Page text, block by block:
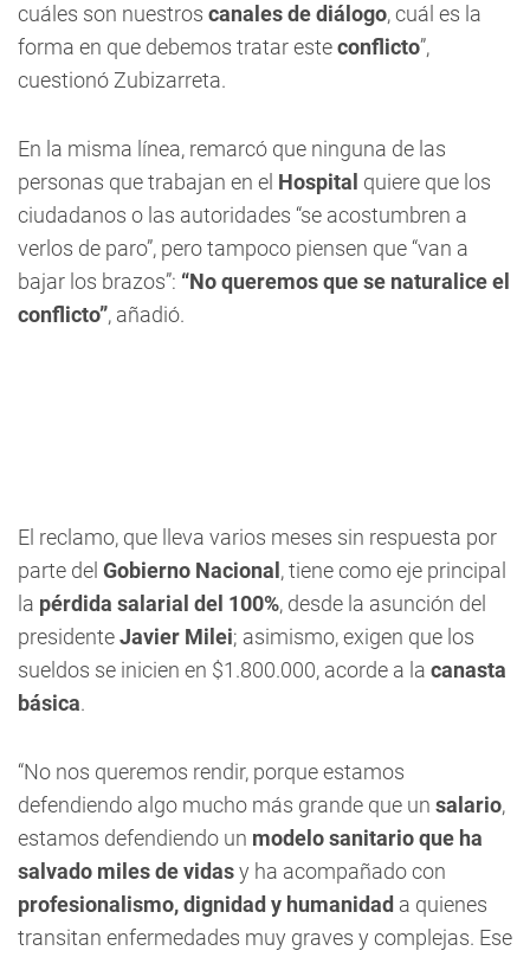
cuáles son nuestros canales de diálogo, cuál es la
forma en que debemos tratar esteconflicto”,
cuestionó Zubizarreta.
En la misma línea, remarcó que ninguna de las
personas que trabajan en el Hospital quiere que los
ciudadanos o las autoridades “se acostumbren a
verlos de paro”, pero tampoco piensen que “van a
bajar los brazos”: “No queremos que se naturalice el
conflicto”, añadió.
El reclamo, que lleva varios meses sin respuesta por
parte del Gobierno Nacional , tiene como eje principal
la pérdida salarial del 100%, desde la asunción del
presidenteJavier Milei; asimismo, exigen que los
sueldos se inicien en $1.800.000, acorde a la canasta
básica.
“No nos queremos rendir, porque estamos
defendiendo algo mucho más grande que un salario,
estamos defendiendo un modelo sanitario que ha
salvado miles de vidasy ha acompañado con
profesionalismo, dignidad y humanidad a quienes
transitan enfermedades muy graves y complejas. Ese